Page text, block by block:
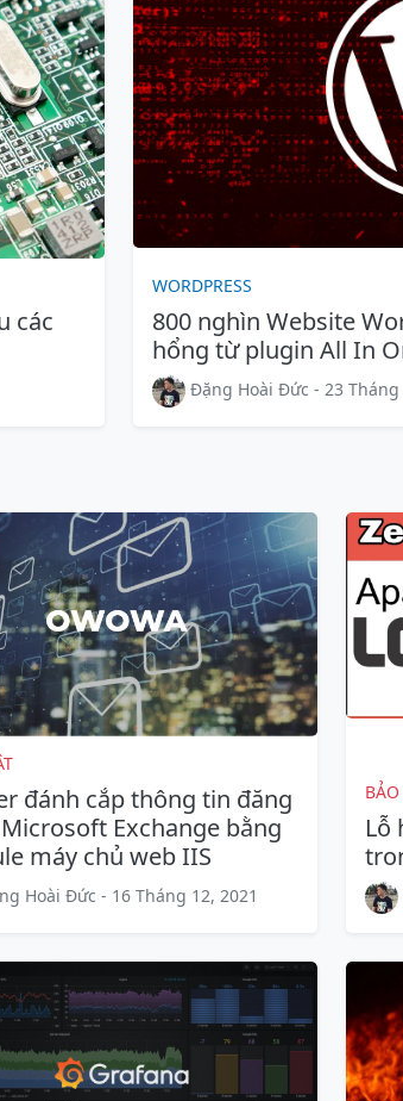
các
WORDPRESS
800 nghìn Website
hổng từ plugin All In
Đặng Hoài Đức - 23 Tháng
đánh cắp thông tin đăng
Exchange bằng
máy chủ web IIS
Hoài Đức - 16 Tháng 12, 2021
Lỗ